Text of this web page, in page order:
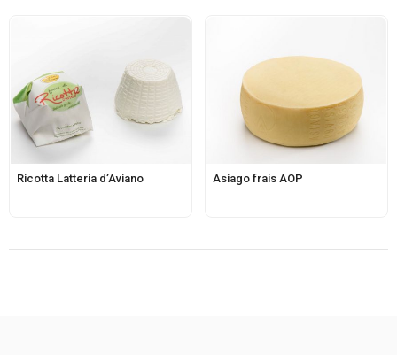
Ricotta Latteria d’Aviano Asiago frais AOP